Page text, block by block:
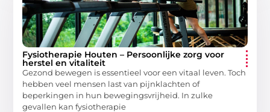
Fysiotherapie Houten – Persoonlijke zorg voor
herstel en vitaliteit
Gezond bewegen is essentieel voor een vitaal leven. Toch
hebben veel mensen last van pijnklachten of
beperkingen in hun bewegingsvrijheid. In zulke
gevallen kan fysiotherapie